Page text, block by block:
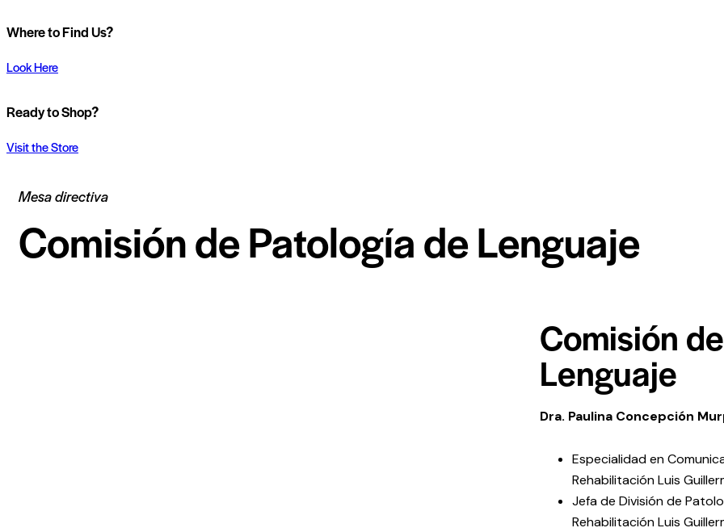
Where to Find Us?
Look Here
Ready to Shop?
Visit the Store
Mesa directiva
Comisión de Patología de Lenguaje
Comisión
Lenguaje
Dra. Paulina Concepción
Especialidad en
Rehabilitación Luis
Jefa de División de
Rehabilitación Luis